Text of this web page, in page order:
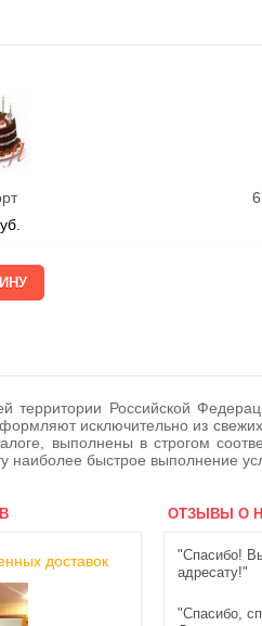
территории Российской
исключительно из
выполнены в строгом
быстрое выполнение
доставок
ОТЗЫВЫ О
"Спасибо!
адресату!"
"Спасибо,